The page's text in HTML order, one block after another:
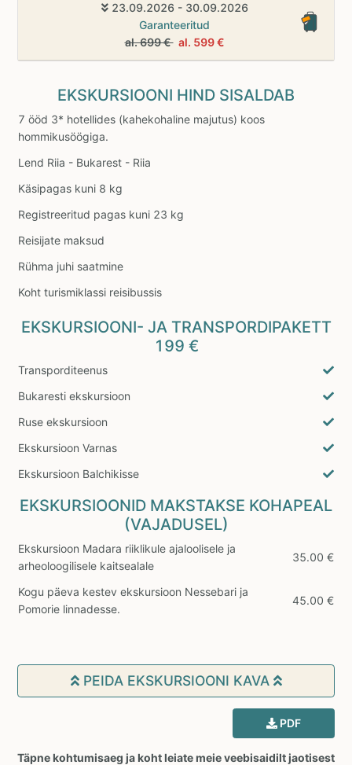
23.09.2026 - 30.09.2026
Garanteeritud
al. 699 €al. 599 €
EKSKURSIOONI HIND SISALDAB
7 ööd 3* hotellides (kahekohaline majutus) koos
hommikusöögiga.
Lend Riia - Bukarest - Riia
Käsipagas kuni 8 kg
Registreeritud pagas kuni 23 kg
Reisijate maksud
Rühma juhi saatmine
Koht turismiklassi reisibussis
EKSKURSIOONI- JA TRANSPORDIPAKETT
199 €
Transporditeenus
Bukaresti ekskursioon
Ruse ekskursioon
Ekskursioon Varnas
Ekskursioon Balchikisse
EKSKURSIOONID MAKSTAKSE KOHAPEAL
(VAJADUSEL)
Ekskursioon Madara riiklikule ajaloolisele ja
arheoloogilisele kaitsealale
35.00 €
Kogu päeva kestev ekskursioon Nessebari ja
Pomorie linnadesse.
45.00 €
PEIDA EKSKURSIOONI KAVA
PDF
Täpne kohtumisaeg ja koht leiate meie veebisaidilt jaotisest